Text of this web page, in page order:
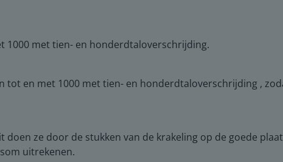
1000 met tien- en honderdtaloverschrijding.
tot en met 1000 met tien- en honderdtaloverschrijding ,
ze door de stukken van de krakeling op de goede
uitrekenen.